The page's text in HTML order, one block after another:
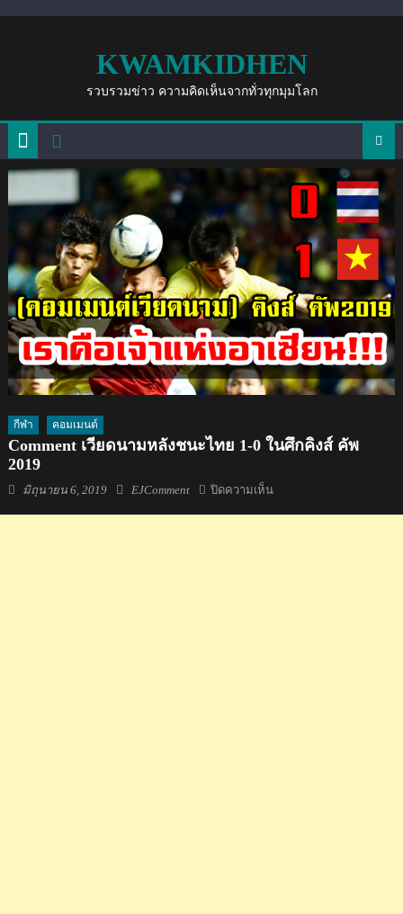
KWAMKIDHEN
รวบรวมข่าว ความคิดเห็นจากทั่วทุกมุมโลก
กีฬา คอมเมนต์
Comment เวียดนามหลังชนะไทย 1-0 ในศึกคิงส์ คัพ
2019
Posted
มิถุนายน 6, 2019 Author
EJComment ปิดความเห็นบน